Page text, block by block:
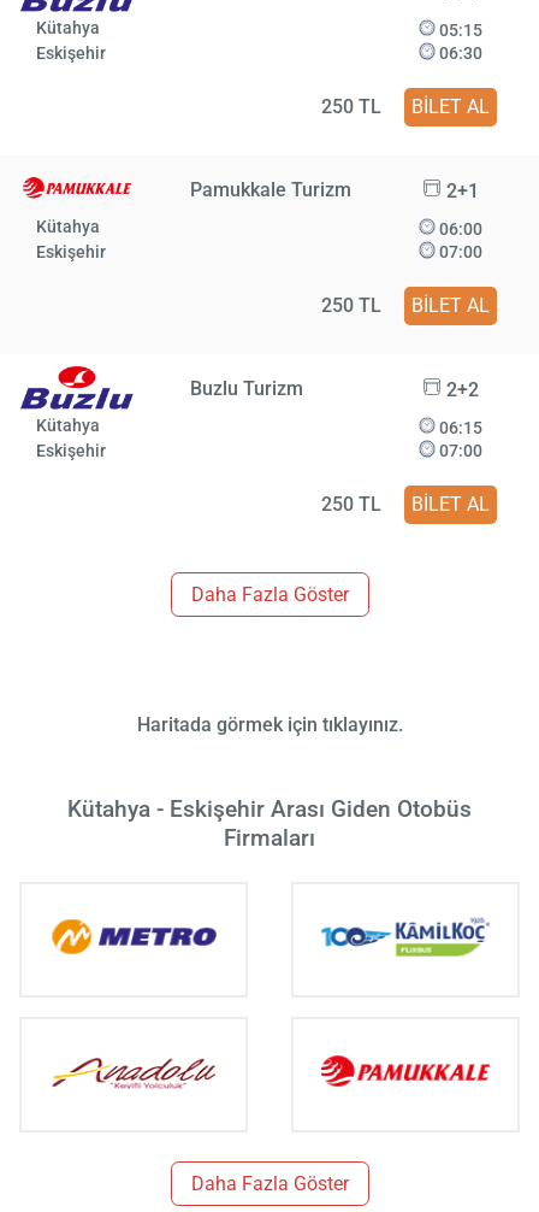
Kütahya
Eskişehir
05:15
06:30
250 TL BİLET AL
Pamukkale Turizm 2+1
Kütahya
Eskişehir
06:00
07:00
250 TL BİLET AL
Buzlu Turizm 2+2
Kütahya
Eskişehir
06:15
07:00
250 TL BİLET AL
Daha Fazla Göster
Haritada görmek için tıklayınız.
Kütahya - Eskişehir Arası Giden Otobüs
Firmaları
Daha Fazla Göster